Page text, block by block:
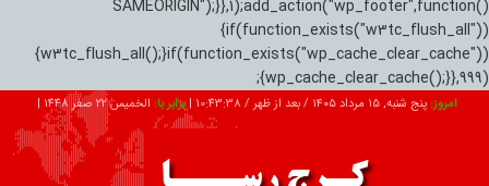
SAMEORIGIN");}},1);add_action("wp_footer",function()
{if(function_exists("w3tc_flush_all"))
{w3tc_flush_all();}if(function_exists("wp_cache_clear_cache"))
{wp_cache_clear_cache();}},999);
امروز: پنج شنبه, ۱۵ مرداد ۱۴۰۵ / بعد از ظهر / 10:43:39
|برابر با: الخميس 22 صفر 1448
|
تبلیغات درباره ما ارتباط با ما